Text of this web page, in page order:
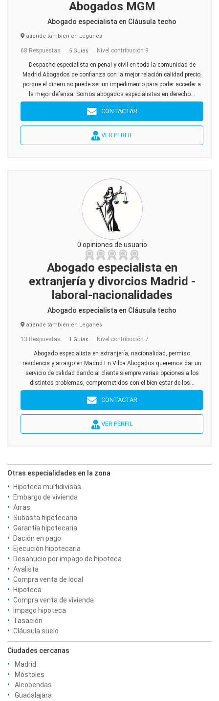
Abogados MGM
Abogado especialista en Cláusula techo
atiende también en Leganés
68 Respuestas 5 Guías Nivel contribución 9
Despacho especialista en penal y civil en toda la comunidad de
Madrid Abogados de confianza con la mejor relación calidad precio,
porque el dinero no puede ser un impedimento para poder acceder a
la mejor defensa. Somos abogados especialistas en derecho...
CONTACTAR
VER PERFIL
0 opiniones de usuario
Abogado especialista en
extranjería y divorcios Madrid -
laboral-nacionalidades
Abogado especialista en Cláusula techo
atiende también en Leganés
13 Respuestas 1 Guías Nivel contribución 7
Abogado especialista en extranjería, nacionalidad, permiso
residencia y arraigo en Madrid En Vilca Abogados queremos dar un
servicio de calidad dando al cliente siempre varias opciones a los
distintos problemas, comprometidos con el bien estar de los...
CONTACTAR
VER PERFIL
Otras especialidades en la zona
Hipoteca multidivisas
Embargo de vivienda
Arras
Subasta hipotecaria
Garantía hipotecaria
Dación en pago
Ejecución hipotecaria
Desahucio por impago de hipoteca
Avalista
Compra venta de local
Hipoteca
Compra venta de vivienda
Impago hipoteca
Tasación
Cláusula suelo
Ciudades cercanas
Madrid
Móstoles
Alcobendas
Guadalajara